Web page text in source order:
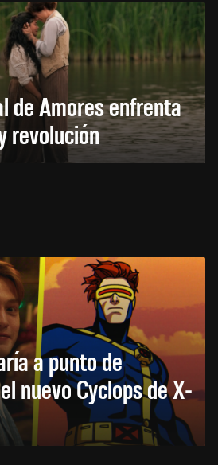
de Amores enfrenta
revolución
a punto de
nuevo Cyclops de X-